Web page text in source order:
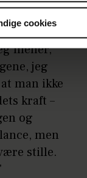
cookies
i hele
mener,
jeg
man ikke
kraft –
og
men
stille.